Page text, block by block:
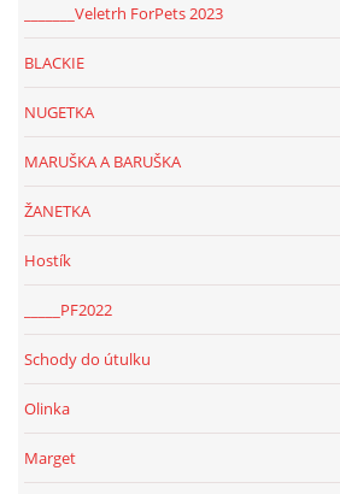
_______Veletrh ForPets 2023
BLACKIE
NUGETKA
MARUŠKA A BARUŠKA
ŽANETKA
Hostík
_____PF2022
Schody do útulku
Olinka
Marget